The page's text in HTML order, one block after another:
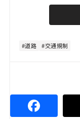
道路 交通規制